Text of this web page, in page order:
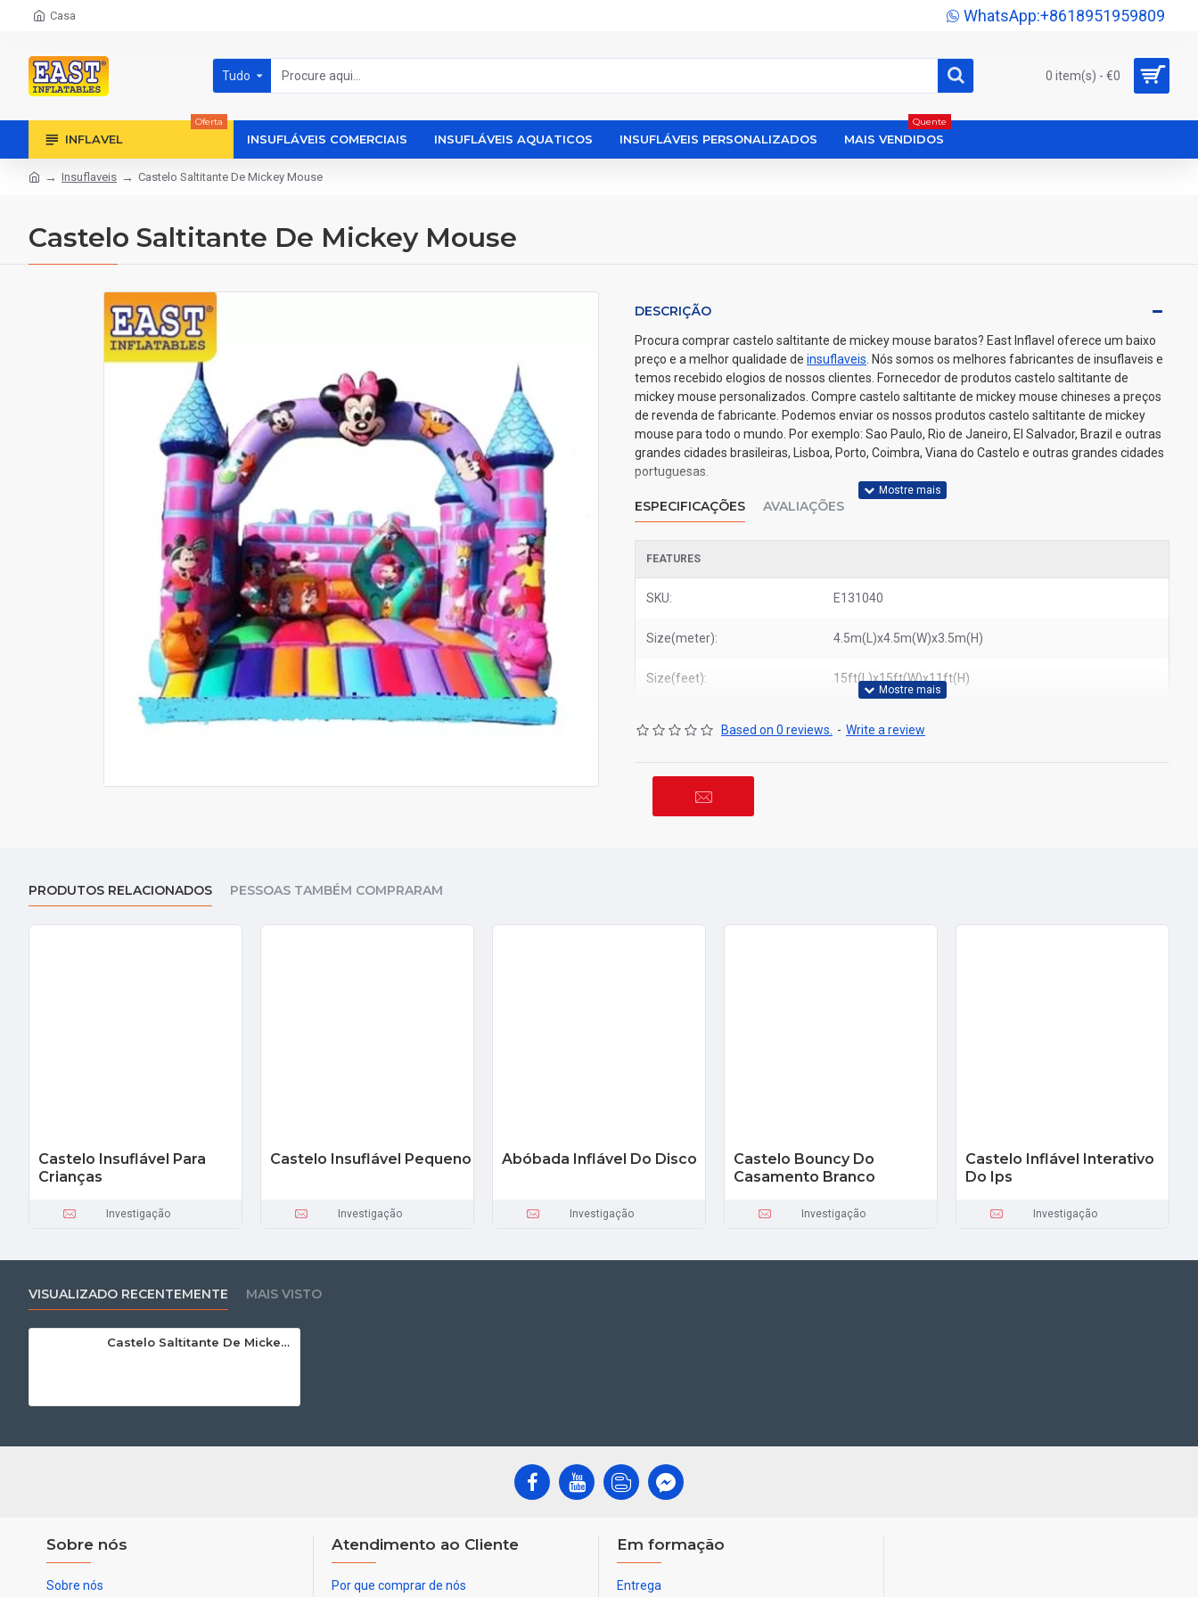
Casa WhatsApp:+8618951959809
Tudo 0 item(s) - €0
INFLAVEL
Oferta
INSUFLÁVEIS COMERCIAIS INSUFLÁVEIS AQUATICOS INSUFLÁVEIS PERSONALIZADOS MAIS VENDIDOS
Quente
Insuflaveis Castelo Saltitante De Mickey Mouse
Castelo Saltitante De Mickey Mouse
DESCRIÇÃO
Procura comprar castelo saltitante de mickey mouse baratos? East Inflavel oferece um baixo
preço e a melhor qualidade de insuflaveis . Nós somos os melhores fabricantes de insuflaveis e
temos recebido elogios de nossos clientes. Fornecedor de produtos castelo saltitante de
mickey mouse personalizados. Compre castelo saltitante de mickey mouse chineses a preços
de revenda de fabricante. Podemos enviar os nossos produtos castelo saltitante de mickey
mouse para todo o mundo. Por exemplo: Sao Paulo, Rio de Janeiro, El Salvador, Brazil e outras
grandes cidades brasileiras, Lisboa, Porto, Coimbra, Viana do Castelo e outras grandes cidades
portuguesas.
ESPECIFICAÇÕES AVALIAÇÕES
FEATURES
SKU: E131040
Size(meter): 4.5m(L)x4.5m(W)x3.5m(H)
Size(feet): 15ft(L)x15ft(W)x11ft(H)
Based on 0 reviews. - Write a review
PRODUTOS RELACIONADOS PESSOAS TAMBÉM COMPRARAM
Castelo Insuflável Para
Crianças
Investigação
Castelo Insuflável Pequeno
Investigação
Abóbada Inflável Do Disco
Investigação
Castelo Bouncy Do
Casamento Branco
Investigação
Castelo Inflável Interativo
Do Ips
Investigação
VISUALIZADO RECENTEMENTE MAIS VISTO
Castelo Saltitante De Mickey Mouse
Sobre nós
Sobre nós
Atendimento ao Cliente
Por que comprar de nós
Em formação
Entrega